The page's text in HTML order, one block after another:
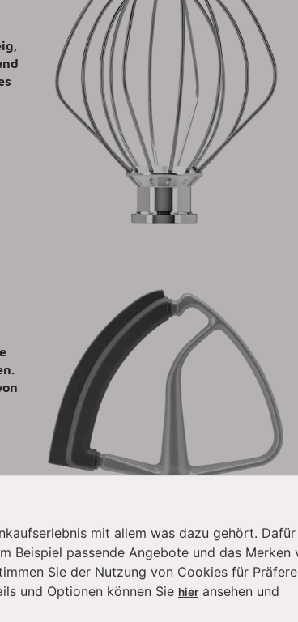
mit allem was dazu gehört. Dafür
Beispiel passende Angebote und das Merken
Sie der Nutzung von Cookies für
und Optionen können Sie hier ansehen und